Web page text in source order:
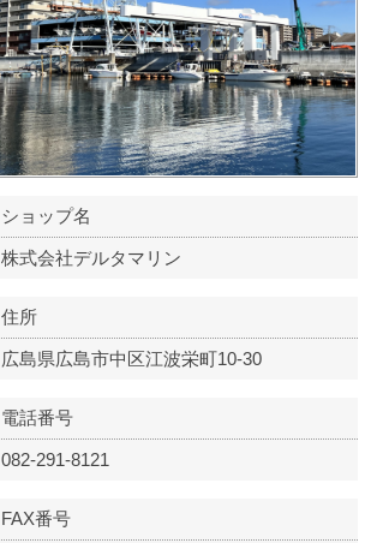
ショップ名
株式会社デルタマリン
住所
広島県広島市中区江波栄町10-30
電話番号
082-291-8121
FAX番号